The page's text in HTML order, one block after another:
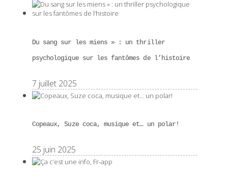
Du sang sur les miens » : un thriller
psychologique sur les fantômes de l’histoire
7 juillet 2025
Copeaux, Suze coca, musique et… un polar!
25 juin 2025